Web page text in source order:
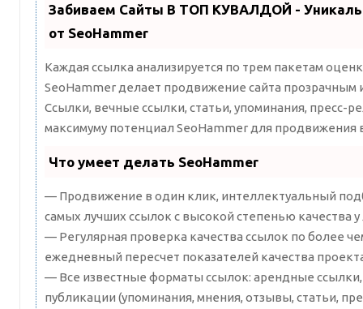
Забиваем Сайты В ТОП КУВАЛДОЙ -
от SeoHammer
Каждая ссылка анализируется по трем пакетам
SeoHammer делает продвижение сайта прозрачным
Ссылки, вечные ссылки, статьи, упоминания, пресс-
максимуму потенциал SeoHammer для продвижения
Что умеет делать SeoHammer
— Продвижение в один клик, интеллектуальный
самых лучших ссылок с высокой степенью качества
— Регулярная проверка качества ссылок по более
ежедневный пересчет показателей качества
— Все известные форматы ссылок: арендные
публикации (упоминания, мнения, отзывы, статьи,